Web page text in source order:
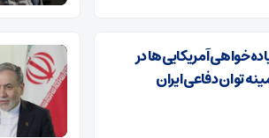
آمریکایی‌ها در
توان دفاعی ایران